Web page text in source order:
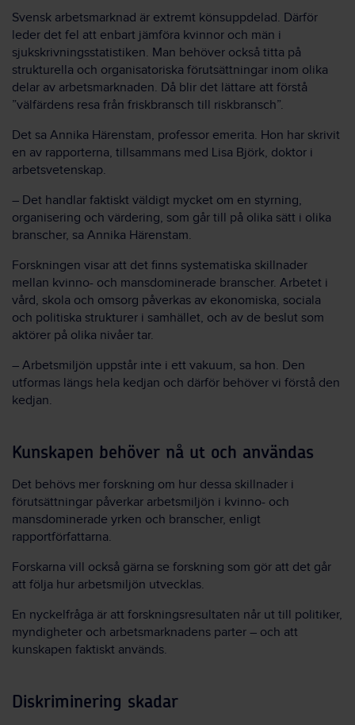
Svensk arbetsmarknad är extremt könsuppdelad. Därför
leder det fel att enbart jämföra kvinnor och män i
sjukskrivningsstatistiken. Man behöver också titta på
strukturella och organisatoriska förutsättningar inom olika
delar av arbetsmarknaden. Då blir det lättare att förstå
”välfärdens resa från friskbransch till riskbransch”.
Det sa Annika Härenstam, professor emerita. Hon har skrivit
en av rapporterna, tillsammans med Lisa Björk, doktor i
arbetsvetenskap.
– Det handlar faktiskt väldigt mycket om en styrning,
organisering och värdering, som går till på olika sätt i olika
branscher, sa Annika Härenstam.
Forskningen visar att det finns systematiska skillnader
mellan kvinno- och mansdominerade branscher. Arbetet i
vård, skola och omsorg påverkas av ekonomiska, sociala
och politiska strukturer i samhället, och av de beslut som
aktörer på olika nivåer tar.
– Arbetsmiljön uppstår inte i ett vakuum, sa hon. Den
utformas längs hela kedjan och därför behöver vi förstå den
kedjan.
Kunskapen behöver nå ut och användas
Det behövs mer forskning om hur dessa skillnader i
förutsättningar påverkar arbetsmiljön i kvinno- och
mansdominerade yrken och branscher, enligt
rapportförfattarna.
Forskarna vill också gärna se forskning som gör att det går
att följa hur arbetsmiljön utvecklas.
En nyckelfråga är att forskningsresultaten når ut till politiker,
myndigheter och arbetsmarknadens parter – och att
kunskapen faktiskt används.
Diskriminering skadar